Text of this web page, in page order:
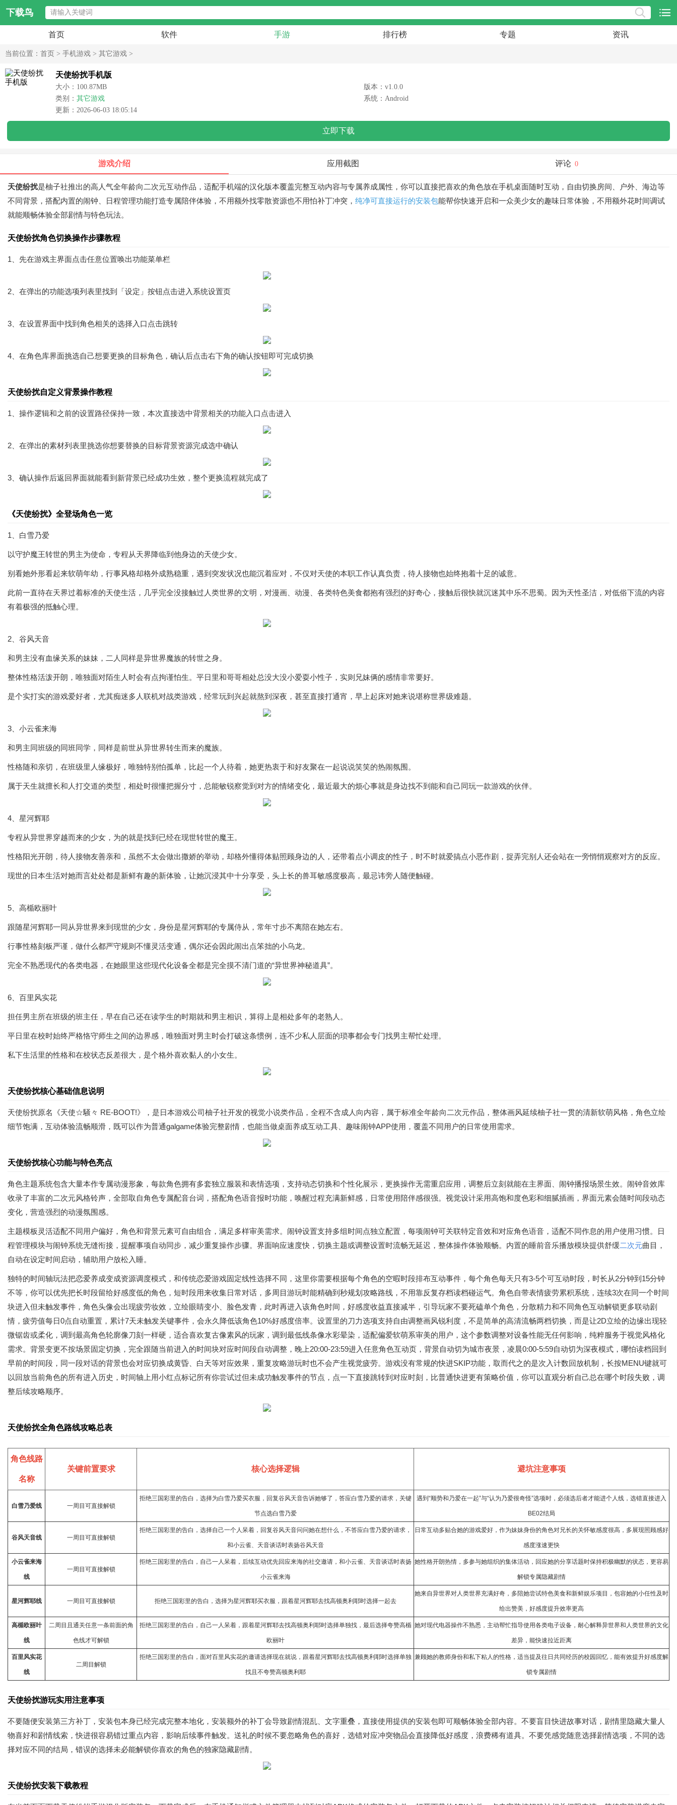
下载鸟
首页 软件 手游 排行榜 专题 资讯
当前位置： 首页 > 手机游戏 > 其它游戏 >
天使纷扰手机版
大小：100.87MB
版本：v1.0.0
类别： 其它游戏
系统：Android
更新：2026-06-03 18:05:14
立即下载
游戏介绍 应用截图 评论 0
天使纷扰是柚子社推出的高人气全年龄向二次元互动作品，适配手机端的汉化版本覆盖完整互动内容与专属养成属性，你可以直接把喜欢的角色放在手机桌面随时互动，自由切换房间、户外、海边等
不同背景，搭配内置的闹钟、日程管理功能打造专属陪伴体验，不用额外找零散资源也不用怕补丁冲突， 纯净可直接运行的安装包能帮你快速开启和一众美少女的趣味日常体验，不用额外花时间调试
就能顺畅体验全部剧情与特色玩法。
天使纷扰角色切换操作步骤教程
1、先在游戏主界面点击任意位置唤出功能菜单栏
2、在弹出的功能选项列表里找到「设定」按钮点击进入系统设置页
3、在设置界面中找到角色相关的选择入口点击跳转
4、在角色库界面挑选自己想要更换的目标角色，确认后点击右下角的确认按钮即可完成切换
天使纷扰自定义背景操作教程
1、操作逻辑和之前的设置路径保持一致，本次直接选中背景相关的功能入口点击进入
2、在弹出的素材列表里挑选你想要替换的目标背景资源完成选中确认
3、确认操作后返回界面就能看到新背景已经成功生效，整个更换流程就完成了
《天使纷扰》全登场角色一览
1、白雪乃爱
以守护魔王转世的男主为使命，专程从天界降临到他身边的天使少女。
别看她外形看起来软萌年幼，行事风格却格外成熟稳重，遇到突发状况也能沉着应对，不仅对天使的本职工作认真负责，待人接物也始终抱着十足的诚意。
此前一直待在天界过着标准的天使生活，几乎完全没接触过人类世界的文明，对漫画、动漫、各类特色美食都抱有强烈的好奇心，接触后很快就沉迷其中乐不思蜀。因为天性圣洁，对低俗下流的内容
有着极强的抵触心理。
2、谷风天音
和男主没有血缘关系的妹妹，二人同样是异世界魔族的转世之身。
整体性格活泼开朗，唯独面对陌生人时会有点拘谨怕生。平日里和哥哥相处总没大没小爱耍小性子，实则兄妹俩的感情非常要好。
是个实打实的游戏爱好者，尤其痴迷多人联机对战类游戏，经常玩到兴起就熬到深夜，甚至直接打通宵，早上起床对她来说堪称世界级难题。
3、小云雀来海
和男主同班级的同班同学，同样是前世从异世界转生而来的魔族。
性格随和亲切，在班级里人缘极好，唯独特别怕孤单，比起一个人待着，她更热衷于和好友聚在一起说说笑笑的热闹氛围。
属于天生就擅长和人打交道的类型，相处时很懂把握分寸，总能敏锐察觉到对方的情绪变化，最近最大的烦心事就是身边找不到能和自己同玩一款游戏的伙伴。
4、星河辉耶
专程从异世界穿越而来的少女，为的就是找到已经在现世转世的魔王。
性格阳光开朗，待人接物友善亲和，虽然不太会做出撒娇的举动，却格外懂得体贴照顾身边的人，还带着点小调皮的性子，时不时就爱搞点小恶作剧，捉弄完别人还会站在一旁悄悄观察对方的反应。
现世的日本生活对她而言处处都是新鲜有趣的新体验，让她沉浸其中十分享受，头上长的兽耳敏感度极高，最忌讳旁人随便触碰。
5、高楯欧丽叶
跟随星河辉耶一同从异世界来到现世的少女，身份是星河辉耶的专属侍从，常年寸步不离陪在她左右。
行事性格刻板严谨，做什么都严守规则不懂灵活变通，偶尔还会因此闹出点笨拙的小乌龙。
完全不熟悉现代的各类电器，在她眼里这些现代化设备全都是完全摸不清门道的“异世界神秘道具”。
6、百里风实花
担任男主所在班级的班主任，早在自己还在读学生的时期就和男主相识，算得上是相处多年的老熟人。
平日里在校时始终严格恪守师生之间的边界感，唯独面对男主时会打破这条惯例，连不少私人层面的琐事都会专门找男主帮忙处理。
私下生活里的性格和在校状态反差很大，是个格外喜欢黏人的小女生。
天使纷扰核心基础信息说明
天使纷扰原名《天使☆騒々 RE-BOOT!》，是日本游戏公司柚子社开发的视觉小说类作品，全程不含成人向内容，属于标准全年龄向二次元作品，整体画风延续柚子社一贯的清新软萌风格，角色立绘
细节饱满，互动体验流畅顺滑，既可以作为普通galgame体验完整剧情，也能当做桌面养成互动工具、趣味闹钟APP使用，覆盖不同用户的日常使用需求。
天使纷扰核心功能与特色亮点
角色主题系统包含大量本作专属动漫形象，每款角色拥有多套独立服装和表情选项，支持动态切换和个性化展示，更换操作无需重启应用，调整后立刻就能在主界面、闹钟播报场景生效。闹钟音效库
收录了丰富的二次元风格铃声，全部取自角色专属配音台词，搭配角色语音报时功能，唤醒过程充满新鲜感，日常使用陪伴感很强。视觉设计采用高饱和度色彩和细腻插画，界面元素会随时间段动态
变化，营造强烈的动漫氛围感。
主题模板灵活适配不同用户偏好，角色和背景元素可自由组合，满足多样审美需求。闹钟设置支持多组时间点独立配置，每项闹钟可关联特定音效和对应角色语音，适配不同作息的用户使用习惯。日
程管理模块与闹钟系统无缝衔接，提醒事项自动同步，减少重复操作步骤。界面响应速度快，切换主题或调整设置时流畅无延迟，整体操作体验顺畅。内置的睡前音乐播放模块提供舒缓二次元曲目，
自动在设定时间启动，辅助用户放松入睡。
独特的时间轴玩法把恋爱养成变成资源调度模式，和传统恋爱游戏固定线性选择不同，这里你需要根据每个角色的空暇时段排布互动事件，每个角色每天只有3-5个可互动时段，时长从2分钟到15分钟
不等，你可以优先把长时段留给好感度低的角色，短时段用来收集日常对话，多周目游玩时能精确到秒规划攻略路线，不用靠反复存档读档碰运气。角色自带表情疲劳累积系统，连续3次在同一个时间
块进入但未触发事件，角色头像会出现疲劳妆效，立绘眼睛变小、脸色发青，此时再进入该角色时间，好感度收益直接减半，引导玩家不要死磕单个角色，分散精力和不同角色互动解锁更多联动剧
情，疲劳值每日0点自动重置，累计7天未触发关键事件，会永久降低该角色10%好感度倍率。设置里的刀力选项支持自由调整画风锐利度，不是简单的高清流畅两档切换，而是让2D立绘的边缘出现轻
微锯齿或柔化，调到最高角色轮廓像刀刻一样硬，适合喜欢复古像素风的玩家，调到最低线条像水彩晕染，适配偏爱软萌系审美的用户，这个参数调整对设备性能无任何影响，纯粹服务于视觉风格化
需求。背景变更不按场景固定切换，完全跟随当前进入的时间块对应时间段自动调整，晚上20:00-23:59进入任意角色互动页，背景自动切为城市夜景，凌晨0:00-5:59自动切为深夜模式，哪怕读档回到
早前的时间段，同一段对话的背景也会对应切换成黄昏、白天等对应效果，重复攻略游玩时也不会产生视觉疲劳。游戏没有常规的快进SKIP功能，取而代之的是次入计数回放机制，长按MENU键就可
以回放当前角色的所有进入历史，时间轴上用小红点标记所有你尝试过但未成功触发事件的节点，点一下直接跳转到对应时刻，比普通快进更有策略价值，你可以直观分析自己总在哪个时段失败，调
整后续攻略顺序。
天使纷扰全角色路线攻略总表
角色线路
名称
关键前置要求 核心选择逻辑 避坑注意事项
白雪乃爱线 一周目可直接解锁
拒绝三国彩里的告白，选择为白雪乃爱买衣服，回复谷风天音告诉她够了，答应白雪乃爱的请求，关键
节点选白雪乃爱
遇到“顺势和乃爱在一起”与“认为乃爱很奇怪”选项时，必须选后者才能进个人线，选错直接进入
BE02结局
谷风天音线 一周目可直接解锁
拒绝三国彩里的告白，选择自己一个人呆着，回复谷风天音问问她在想什么，不答应白雪乃爱的请求，
和小云雀、天音谈话时表扬谷风天音
日常互动多贴合她的游戏爱好，作为妹妹身份的角色对兄长的关怀敏感度很高，多展现照顾感好
感度涨速更快
小云雀来海
线
一周目可直接解锁
拒绝三国彩里的告白，自己一人呆着，后续互动优先回应来海的社交邀请，和小云雀、天音谈话时表扬
小云雀来海
她性格开朗热情，多参与她组织的集体活动，回应她的分享话题时保持积极幽默的状态，更容易
解锁专属隐藏剧情
星河辉耶线 一周目可直接解锁 拒绝三国彩里的告白，选择为星河辉耶买衣服，跟着星河辉耶去找高顿奥利耶时选择一起去
她来自异世界对人类世界充满好奇，多陪她尝试特色美食和新鲜娱乐项目，包容她的小任性及时
给出赞美，好感度提升效率更高
高楯欧丽叶
线
二周目且通关任意一条前面的角
色线才可解锁
拒绝三国彩里的告白，自己一人呆着，跟着星河辉耶去找高顿奥利耶时选择单独找，最后选择夸赞高楯
欧丽叶
她对现代电器操作不熟悉，主动帮忙指导使用各类电子设备，耐心解释异世界和人类世界的文化
差异，能快速拉近距离
百里风实花
线
二周目解锁
拒绝三国彩里的告白，面对百里风实花的邀请选择现在就说，跟着星河辉耶去找高顿奥利耶时选择单独
找且不夸赞高顿奥利耶
兼顾她的教师身份和私下粘人的性格，适当提及往日共同经历的校园回忆，能有效提升好感度解
锁专属剧情
天使纷扰游玩实用注意事项
不要随便安装第三方补丁，安装包本身已经完成完整本地化，安装额外的补丁会导致剧情混乱、文字重叠，直接使用提供的安装包即可顺畅体验全部内容。不要盲目快进故事对话，剧情里隐藏大量人
物喜好和剧情线索，快进很容易错过重点内容，影响后续事件触发。送礼的时候不要忽略角色的喜好，选错对应冲突物品会直接降低好感度，浪费稀有道具。不要凭感觉随意选择剧情选项，不同的选
择对应不同的结局，错误的选择未必能解锁你喜欢的角色的独家隐藏剧情。
天使纷扰安装下载教程